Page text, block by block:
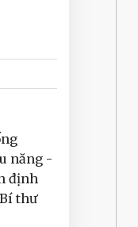
năng -
định
thư